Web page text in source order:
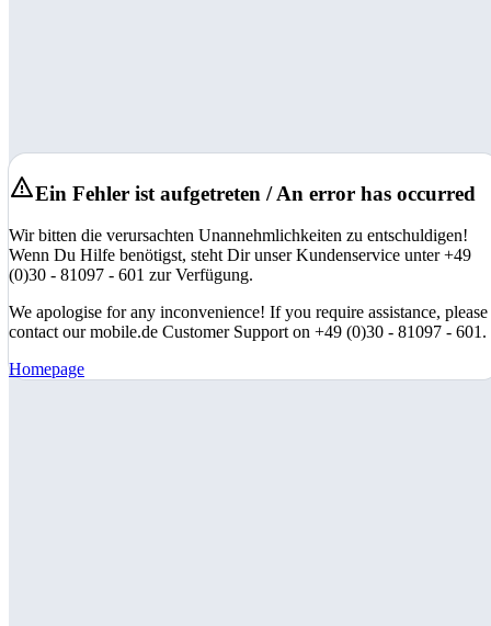
Ein Fehler ist aufgetreten / An error has occurred
Wir bitten die verursachten Unannehmlichkeiten zu entschuldigen!
Wenn Du Hilfe benötigst, steht Dir unser Kundenservice unter +49
(0)30 - 81097 - 601 zur Verfügung.
We apologise for any inconvenience! If you require assistance, please
contact our mobile.de Customer Support on +49 (0)30 - 81097 - 601.
Homepage